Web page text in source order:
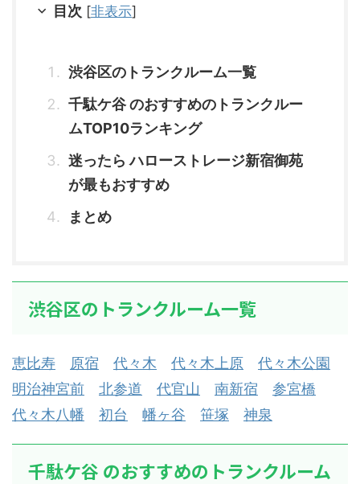
目次 [非表示]
渋谷区のトランクルーム一覧
千駄ケ谷 のおすすめのトランクルー
ムTOP10ランキング
迷ったら ハローストレージ新宿御苑
が最もおすすめ
まとめ
渋谷区のトランクルーム一覧
恵比寿 原宿 代々木 代々木上原
代々木公園
明治神宮前
北参道 代官山 南新宿
参宮橋
代々木八幡
初台 幡ヶ谷 笹塚 神泉
千駄ケ谷 のおすすめのトランクルーム